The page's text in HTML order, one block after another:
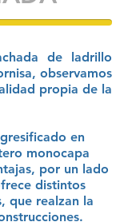
de ladrillo
observamos
propia de la
en
monocapa
por un lado
distintos
que realzan la